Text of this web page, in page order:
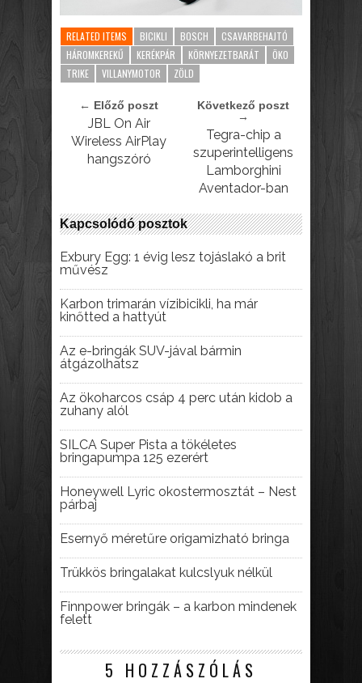
RELATED ITEMS BICIKLI BOSCH
CSAVARBEHAJTÓ
HÁROMKEREKŰ
KERÉKPÁR KÖRNYEZETBARÁT
ÖKO
TRIKE
VILLANYMOTOR ZÖLD
← Előző poszt
JBL On Air
Wireless AirPlay
hangszóró
Következő poszt
→
Tegra-chip a
szuperintelligens
Lamborghini
Aventador-ban
Kapcsolódó posztok
Exbury Egg: 1 évig lesz tojáslakó a brit
művész
Karbon trimarán vízibicikli, ha már
kinőtted a hattyút
Az e-bringák SUV-jával bármin
átgázolhatsz
Az ökoharcos csáp 4 perc után kidob a
zuhany alól
SILCA Super Pista a tökéletes
bringapumpa 125 ezerért
Honeywell Lyric okostermosztát – Nest
párbaj
Esernyő méretűre origamizható bringa
Trükkös bringalakat kulcslyuk nélkül
Finnpower bringák – a karbon mindenek
felett
5 HOZZÁSZÓLÁS